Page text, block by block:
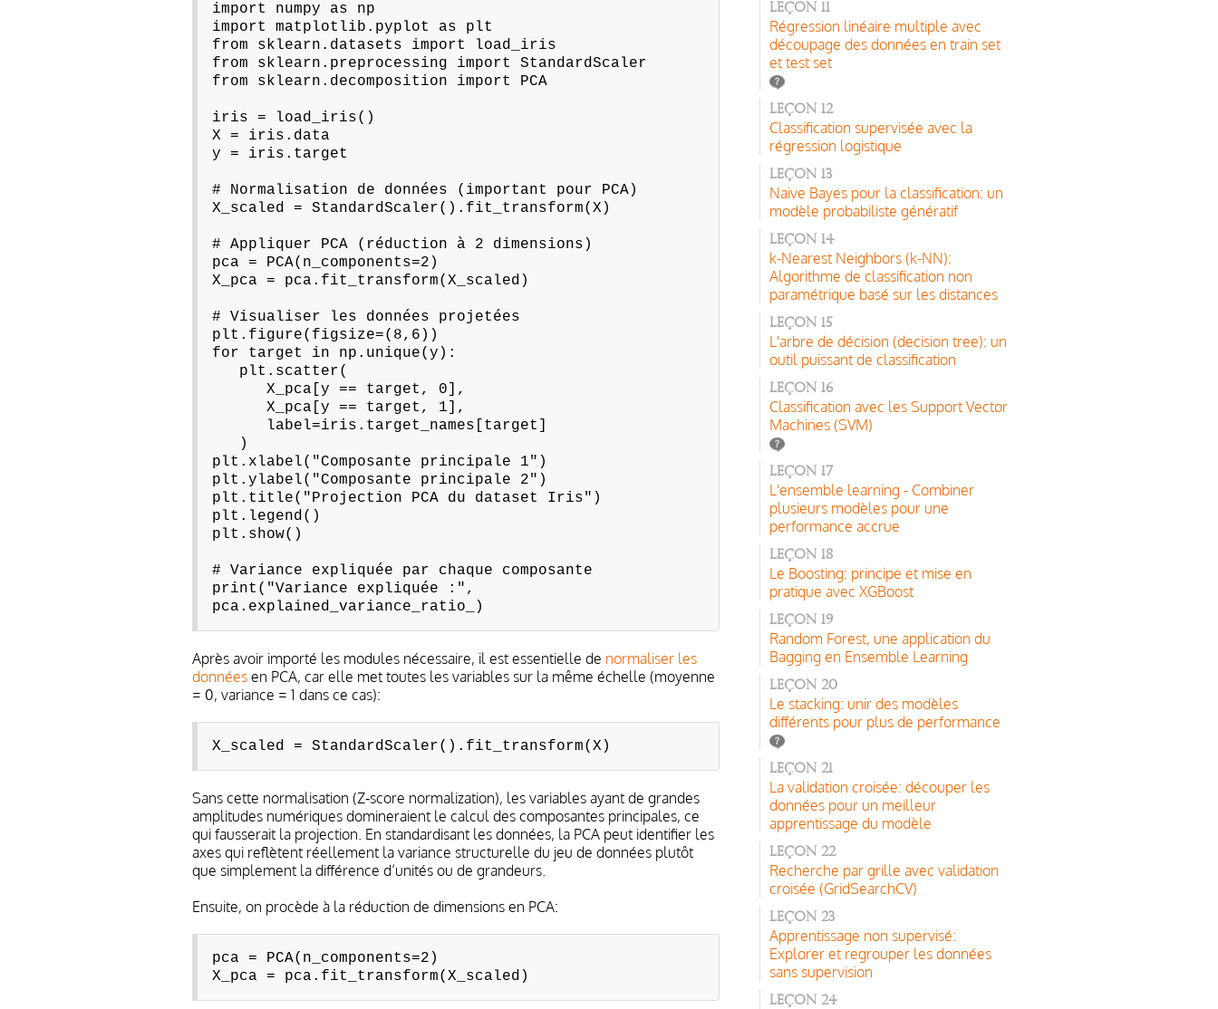
import numpy as np
import matplotlib.pyplot as plt
from sklearn.datasets import load_iris
from sklearn.preprocessing import StandardScaler
from sklearn.decomposition import PCA
iris = load_iris()
X = iris.data
y = iris.target
# Normalisation de données (important pour PCA)
X_scaled = StandardScaler().fit_transform(X)
# Appliquer PCA (réduction à 2 dimensions)
pca = PCA(n_components=2)
X_pca = pca.fit_transform(X_scaled)
# Visualiser les données projetées
plt.figure(figsize=(8,6))
for target in np.unique(y):
plt.scatter(
X_pca[y == target, 0],
X_pca[y == target, 1],
label=iris.target_names[target]
)
plt.xlabel("Composante principale 1")
plt.ylabel("Composante principale 2")
plt.title("Projection PCA du dataset Iris")
plt.legend()
plt.show()
# Variance expliquée par chaque composante
print("Variance expliquée :",
pca.explained_variance_ratio_)
Après avoir importé les modules nécessaire, il est essentielle de normaliser les
donnéesen PCA, car elle met toutes les variables sur la même échelle (moyenne
= 0, variance = 1 dans ce cas):
X_scaled = StandardScaler().fit_transform(X)
Sans cette normalisation (Z‑score normalization), les variables ayant de grandes
amplitudes numériques domineraient le calcul des composantes principales, ce
qui fausserait la projection. En standardisant les données, la PCA peut identifier les
axes qui reflètent réellement la variance structurelle du jeu de données plutôt
que simplement la différence d’unités ou de grandeurs.
Ensuite, on procède à la réduction de dimensions en PCA:
pca = PCA(n_components=2)
X_pca = pca.fit_transform(X_scaled)
Leçon 11
Régression linéaire multiple avec
découpage des données en train set
et test set
Leçon 12
Classification supervisée avec la
régression logistique
Leçon 13
Naive Bayes pour la classification: un
modèle probabiliste génératif
Leçon 14
k-Nearest Neighbors (k-NN):
Algorithme de classification non
paramétrique basé sur les distances
Leçon 15
L'arbre de décision (decision tree): un
outil puissant de classification
Leçon 16
Classification avec les Support Vector
Machines (SVM)
Leçon 17
L'ensemble learning - Combiner
plusieurs modèles pour une
performance accrue
Leçon 18
Le Boosting: principe et mise en
pratique avec XGBoost
Leçon 19
Random Forest, une application du
Bagging en Ensemble Learning
Leçon 20
Le stacking: unir des modèles
différents pour plus de performance
Leçon 21
La validation croisée: découper les
données pour un meilleur
apprentissage du modèle
Leçon 22
Recherche par grille avec validation
croisée (GridSearchCV)
Leçon 23
Apprentissage non supervisé:
Explorer et regrouper les données
sans supervision
Leçon 24